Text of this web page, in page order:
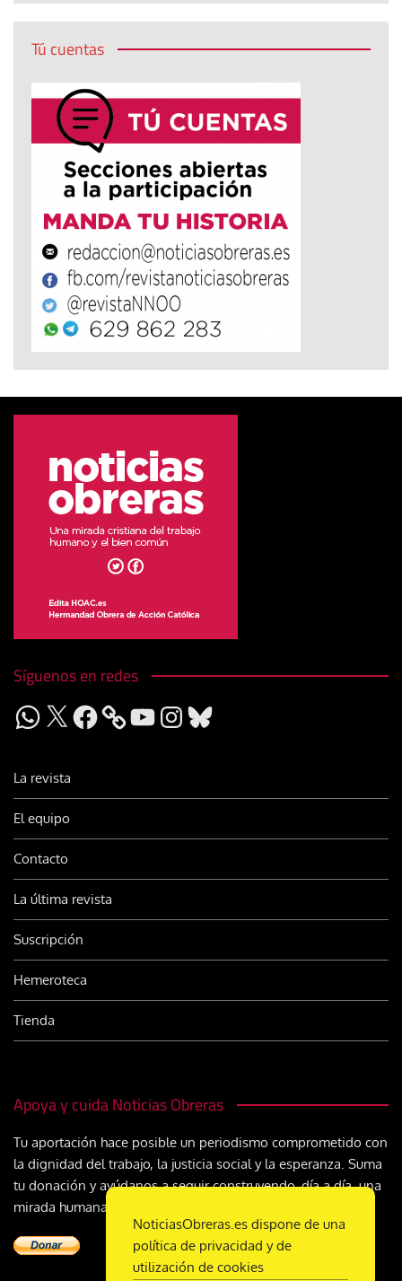
Tú cuentas
Síguenos en redes
WhatsApp
X Facebook YouTubeInstagram
Bluesky
La revista
El equipo
Contacto
La última revista
Suscripción
Hemeroteca
Tienda
Apoya y cuida Noticias Obreras
Tu aportación hace posible un periodismo comprometido con
la dignidad del trabajo, la justicia social y la esperanza. Suma
tu donación y ayúdanos a seguir construyendo, día a día, una
mirada humana y cristiana sobre el mundo del trabajo
NoticiasObreras.es dispone de una
política de privacidad y de
utilización de cookies